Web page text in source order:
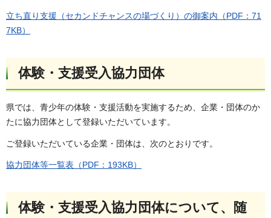
立ち直り支援（セカンドチャンスの場づくり）の御案内（PDF：71
7KB）
体験・支援受入協力団体
県では、青少年の体験・支援活動を実施するため、企業・団体のか
たに協力団体として登録いただいています。
ご登録いただいている企業・団体は、次のとおりです。
協力団体等一覧表（PDF：193KB）
体験・支援受入協力団体について、随